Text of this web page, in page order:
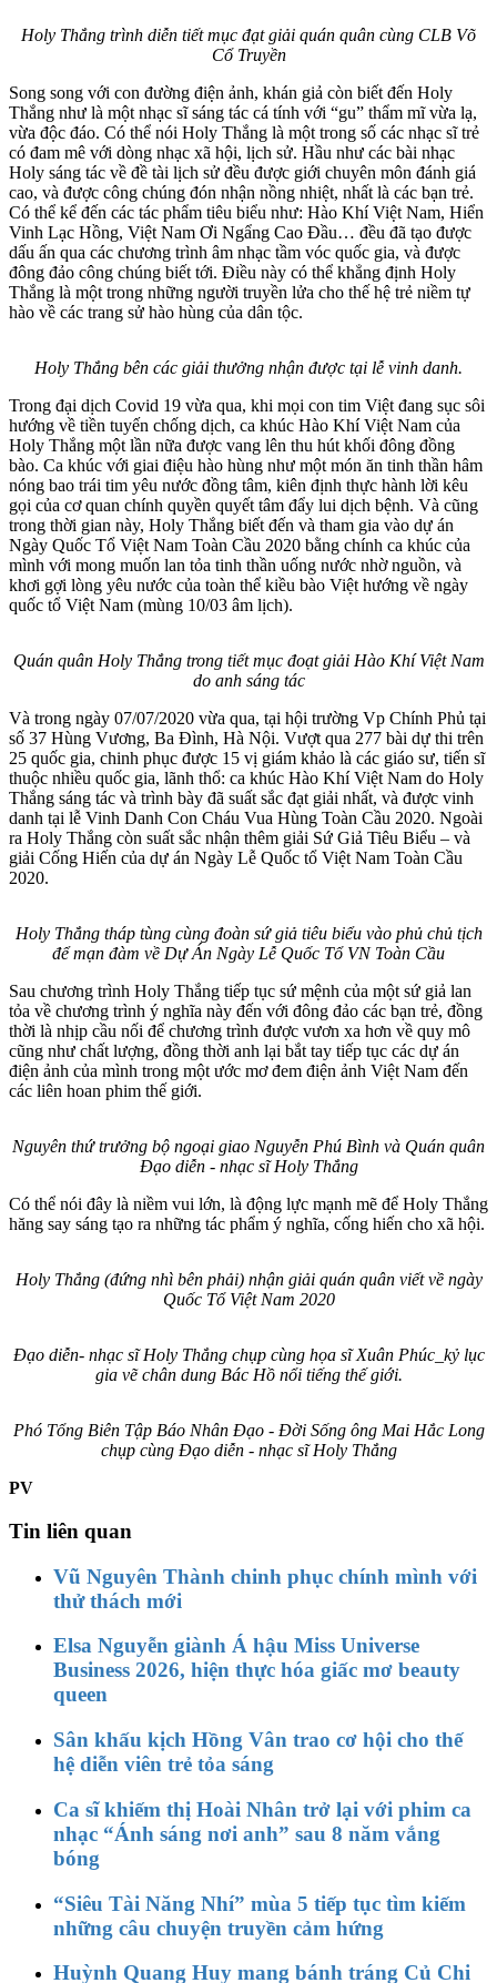
Holy Thắng trình diễn tiết mục đạt giải quán quân cùng CLB Võ
Cổ Truyền
Song song với con đường điện ảnh, khán giả còn biết đến Holy
Thắng như là một nhạc sĩ sáng tác cá tính với “gu” thẩm mĩ vừa lạ,
vừa độc đáo. Có thể nói Holy Thắng là một trong số các nhạc sĩ trẻ
có đam mê với dòng nhạc xã hội, lịch sử. Hầu như các bài nhạc
Holy sáng tác về đề tài lịch sử đều được giới chuyên môn đánh giá
cao, và được công chúng đón nhận nồng nhiệt, nhất là các bạn trẻ.
Có thể kể đến các tác phẩm tiêu biểu như: Hào Khí Việt Nam, Hiển
Vinh Lạc Hồng, Việt Nam Ơi Ngẩng Cao Đầu… đều đã tạo được
dấu ấn qua các chương trình âm nhạc tầm vóc quốc gia, và được
đông đảo công chúng biết tới. Điều này có thể khẳng định Holy
Thắng là một trong những người truyền lửa cho thế hệ trẻ niềm tự
hào về các trang sử hào hùng của dân tộc.
Holy Thắng bên các giải thưởng nhận được tại lễ vinh danh.
Trong đại dịch Covid 19 vừa qua, khi mọi con tim Việt đang sục sôi
hướng về tiền tuyến chống dịch, ca khúc Hào Khí Việt Nam của
Holy Thắng một lần nữa được vang lên thu hút khối đông đồng
bào. Ca khúc với giai điệu hào hùng như một món ăn tinh thần hâm
nóng bao trái tim yêu nước đồng tâm, kiên định thực hành lời kêu
gọi của cơ quan chính quyền quyết tâm đẩy lui dịch bệnh. Và cũng
trong thời gian này, Holy Thắng biết đến và tham gia vào dự án
Ngày Quốc Tổ Việt Nam Toàn Cầu 2020 bằng chính ca khúc của
mình với mong muốn lan tỏa tinh thần uống nước nhờ nguồn, và
khơi gợi lòng yêu nước của toàn thể kiều bào Việt hướng về ngày
quốc tổ Việt Nam (mùng 10/03 âm lịch).
Quán quân Holy Thắng trong tiết mục đoạt giải Hào Khí Việt Nam
do anh sáng tác
Và trong ngày 07/07/2020 vừa qua, tại hội trường Vp Chính Phủ tại
số 37 Hùng Vương, Ba Đình, Hà Nội. Vượt qua 277 bài dự thi trên
25 quốc gia, chinh phục được 15 vị giám khảo là các giáo sư, tiến sĩ
thuộc nhiều quốc gia, lãnh thổ: ca khúc Hào Khí Việt Nam do Holy
Thắng sáng tác và trình bày đã suất sắc đạt giải nhất, và được vinh
danh tại lễ Vinh Danh Con Cháu Vua Hùng Toàn Cầu 2020. Ngoài
ra Holy Thắng còn suất sắc nhận thêm giải Sứ Giả Tiêu Biểu – và
giải Cống Hiến của dự án Ngày Lễ Quốc tổ Việt Nam Toàn Cầu
2020.
Holy Thắng tháp tùng cùng đoàn sứ giả tiêu biểu vào phủ chủ tịch
để mạn đàm về Dự Án Ngày Lễ Quốc Tổ VN Toàn Cầu
Sau chương trình Holy Thắng tiếp tục sứ mệnh của một sứ giả lan
tỏa về chương trình ý nghĩa này đến với đông đảo các bạn trẻ, đồng
thời là nhịp cầu nối để chương trình được vươn xa hơn về quy mô
cũng như chất lượng, đồng thời anh lại bắt tay tiếp tục các dự án
điện ảnh của mình trong một ước mơ đem điện ảnh Việt Nam đến
các liên hoan phim thế giới.
Nguyên thứ trưởng bộ ngoại giao Nguyễn Phú Bình và Quán quân
Đạo diễn - nhạc sĩ Holy Thắng
Có thể nói đây là niềm vui lớn, là động lực mạnh mẽ để Holy Thắng
hăng say sáng tạo ra những tác phẩm ý nghĩa, cống hiến cho xã hội.
Holy Thắng (đứng nhì bên phải) nhận giải quán quân viết về ngày
Quốc Tổ Việt Nam 2020
Đạo diễn- nhạc sĩ Holy Thắng chụp cùng họa sĩ Xuân Phúc_kỷ lục
gia vẽ chân dung Bác Hồ nổi tiếng thế giới.
Phó Tổng Biên Tập Báo Nhân Đạo - Đời Sống ông Mai Hắc Long
chụp cùng Đạo diễn - nhạc sĩ Holy Thắng
PV
Tin liên quan
Vũ Nguyên Thành chinh phục chính mình với
thử thách mới
Elsa Nguyễn giành Á hậu Miss Universe
Business 2026, hiện thực hóa giấc mơ beauty
queen
Sân khấu kịch Hồng Vân trao cơ hội cho thế
hệ diễn viên trẻ tỏa sáng
Ca sĩ khiếm thị Hoài Nhân trở lại với phim ca
nhạc “Ánh sáng nơi anh” sau 8 năm vắng
bóng
“Siêu Tài Năng Nhí” mùa 5 tiếp tục tìm kiếm
những câu chuyện truyền cảm hứng
Huỳnh Quang Huy mang bánh tráng Củ Chi